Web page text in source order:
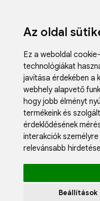
Az oldal
Ez a weboldal
technológiákat
javítása érdekében a
webhely alapvető
hogy jobb élményt
termékeink és
érdeklődésének
interakciók
relevánsabb